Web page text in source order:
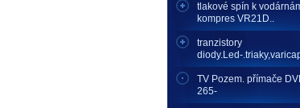
tlakové spín k
kompres VR21D..
tranzistory
diody.Led-
TV Pozem. přímače
265-